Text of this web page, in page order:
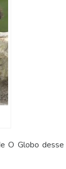
O Globo